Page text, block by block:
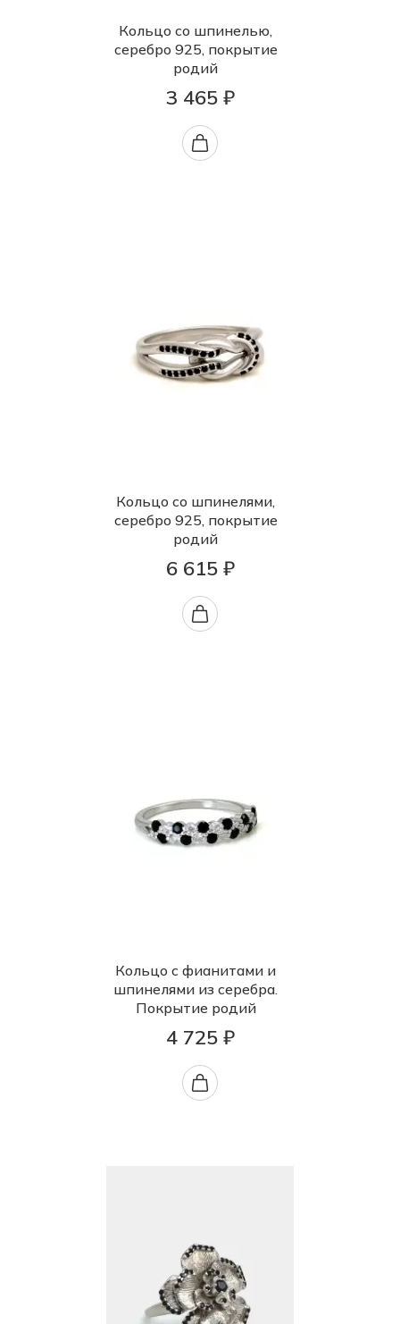
Кольцо со шпинелью,
серебро 925, покрытие
родий
3 465 ₽
Кольцо со шпинелями,
серебро 925, покрытие
родий
6 615 ₽
Кольцо с фианитами и
шпинелями из серебра.
Покрытие родий
4 725 ₽